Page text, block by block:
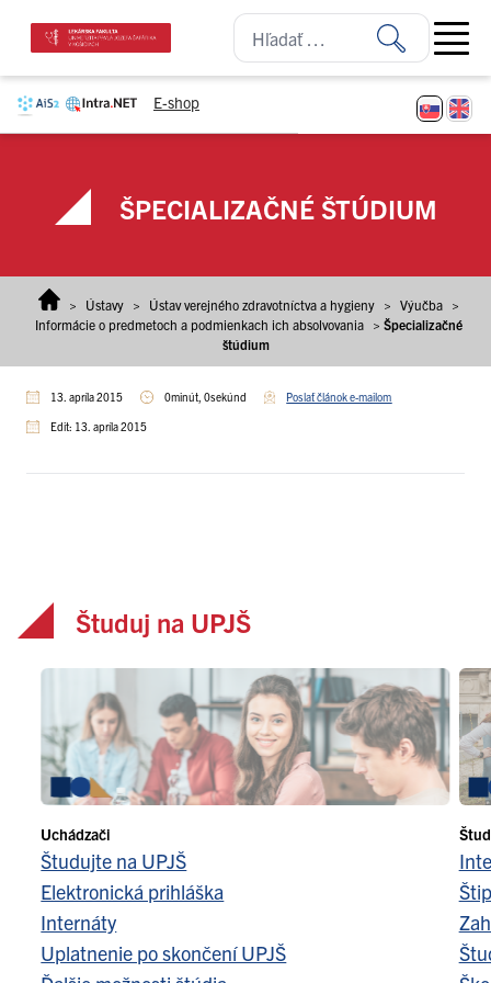
E-shop
Open
ŠPECIALIZAČNÉ ŠTÚDIUM
> Ústavy > Ústav verejného zdravotníctva a hygieny > Výučba
>
Informácie o predmetoch a podmienkach ich absolvovania
> Špecializačné
štúdium
13. apríla 2015 0minút, 0sekúnd Poslať článok e-mailom
Edit: 13. apríla 2015
Študuj na UPJŠ
Uchádzači
Študujte na UPJŠ
Elektronická prihláška
Internáty
Uplatnenie po skončení UPJŠ